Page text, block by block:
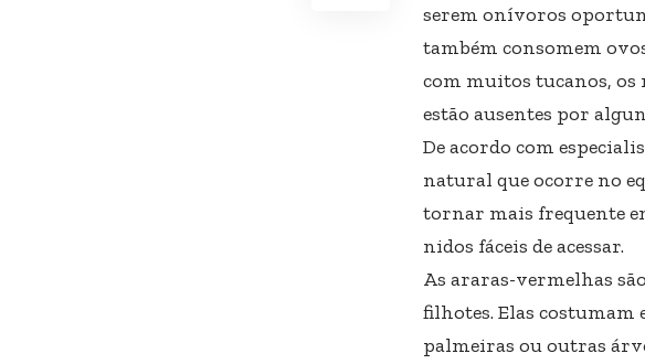
serem onívoros
também consomem
com muitos tucanos, os
estão ausentes por
De acordo com
natural que ocorre no
tornar mais frequente
nidos fáceis de acessar.
As araras-vermelhas
filhotes. Elas costumam
palmeiras ou outras